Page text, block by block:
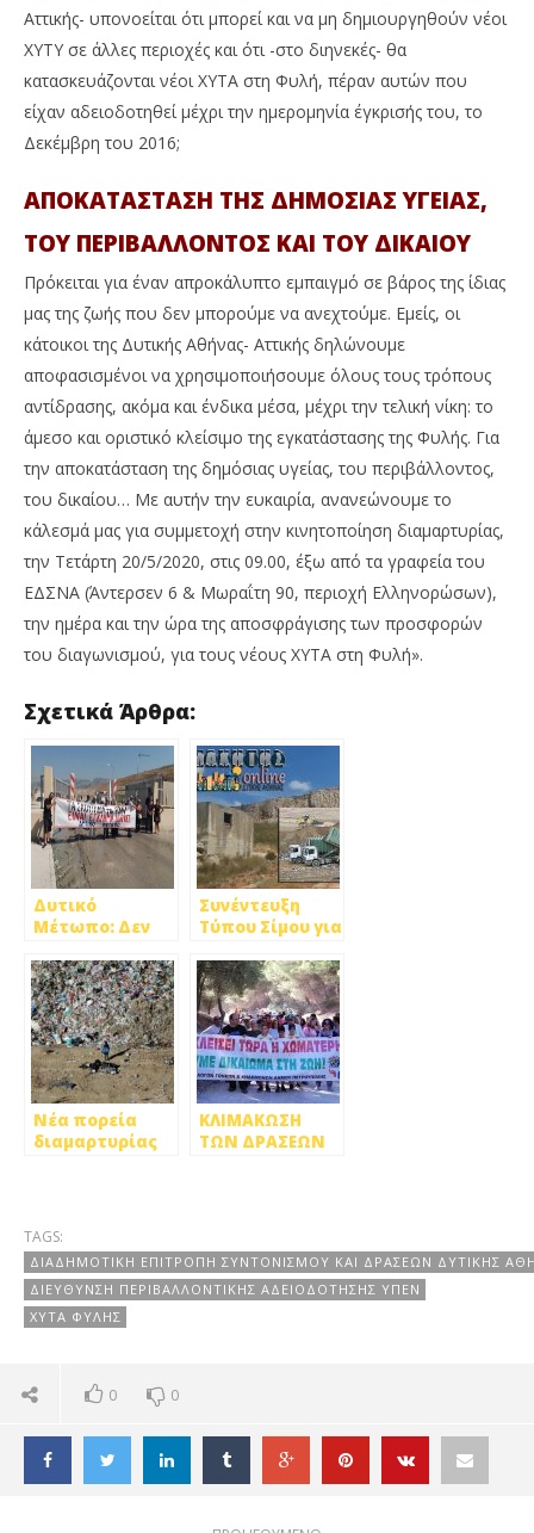
Αττικής- υπονοείται ότι μπορεί και να μη δημιουργηθούν νέοι
ΧΥΤΥ σε άλλες περιοχές και ότι -στο διηνεκές- θα
κατασκευάζονται νέοι ΧΥΤΑ στη Φυλή, πέραν αυτών που
είχαν αδειοδοτηθεί μέχρι την ημερομηνία έγκρισής του, το
Δεκέμβρη του 2016;
ΑΠΟΚΑΤΑΣΤΑΣΗ ΤΗΣ ΔΗΜΟΣΙΑΣ ΥΓΕΙΑΣ,
ΤΟΥ ΠΕΡΙΒΑΛΛΟΝΤΟΣ ΚΑΙ ΤΟΥ ΔΙΚΑΙΟΥ
Πρόκειται για έναν απροκάλυπτο εμπαιγμό σε βάρος της ίδιας
μας της ζωής που δεν μπορούμε να ανεχτούμε. Εμείς, οι
κάτοικοι της Δυτικής Αθήνας- Αττικής δηλώνουμε
αποφασισμένοι να χρησιμοποιήσουμε όλους τους τρόπους
αντίδρασης, ακόμα και ένδικα μέσα, μέχρι την τελική νίκη: το
άμεσο και οριστικό κλείσιμο της εγκατάστασης της Φυλής. Για
την αποκατάσταση της δημόσιας υγείας, του περιβάλλοντος,
του δικαίου… Με αυτήν την ευκαιρία, ανανεώνουμε το
κάλεσμά μας για συμμετοχή στην κινητοποίηση διαμαρτυρίας,
την Τετάρτη 20/5/2020, στις 09.00, έξω από τα γραφεία του
ΕΔΣΝΑ (Άντερσεν 6 & Μωραΐτη 90, περιοχή Ελληνορώσων),
την ημέρα και την ώρα της αποσφράγισης των προσφορών
του διαγωνισμού, για τους νέους ΧΥΤΑ στη Φυλή».
Σχετικά Άρθρα:
Δυτικό
Μέτωπο: Δεν
τον ΧΥΤΑ
Φυλής!
Συνέντευξη
Τύπου Σίμου για
Νέα πορεία
διαμαρτυρίας
ΚΛΙΜΑΚΩΣΗ
ΤΩΝ ΔΡΑΣΕΩΝ
TAGS:
ΔΙΑΔΗΜΟΤΙΚΗ ΕΠΙΤΡΟΠΗ ΣΥΝΤΟΝΙΣΜΟΥ ΚΑΙ ΔΡΑΣΕΩΝ ΔΥΤΙΚΗΣ
ΔΙΕΥΘΥΝΣΗ ΠΕΡΙΒΑΛΛΟΝΤΙΚΗΣ ΑΔΕΙΟΔΟΤΗΣΗΣ ΥΠΕΝ
ΧΥΤΑ ΦΥΛΗΣ
0 0